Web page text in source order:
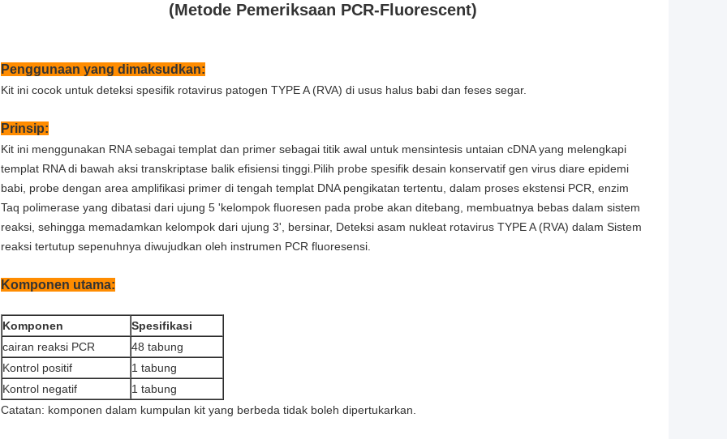
(Metode Pemeriksaan PCR-Fluorescent)
Penggunaan yang dimaksudkan:
Kit ini cocok untuk deteksi spesifik rotavirus patogen TYPE A (RVA) di usus halus babi dan feses segar.
Prinsip:
Kit ini menggunakan RNA sebagai templat dan primer sebagai titik awal untuk mensintesis untaian cDNA yang melengkapi
templat RNA di bawah aksi transkriptase balik efisiensi tinggi.Pilih probe spesifik desain konservatif gen virus diare epidemi
babi, probe dengan area amplifikasi primer di tengah templat DNA pengikatan tertentu, dalam proses ekstensi PCR, enzim
Taq polimerase yang dibatasi dari ujung 5 'kelompok fluoresen pada probe akan ditebang, membuatnya bebas dalam sistem
reaksi, sehingga memadamkan kelompok dari ujung 3', bersinar, Deteksi asam nukleat rotavirus TYPE A (RVA) dalam Sistem
reaksi tertutup sepenuhnya diwujudkan oleh instrumen PCR fluoresensi.
Komponen utama:
Komponen
Spesifikasi
cairan reaksi PCR
48 tabung
Kontrol positif
1 tabung
Kontrol negatif
1 tabung
Catatan: komponen dalam kumpulan kit yang berbeda tidak boleh dipertukarkan.